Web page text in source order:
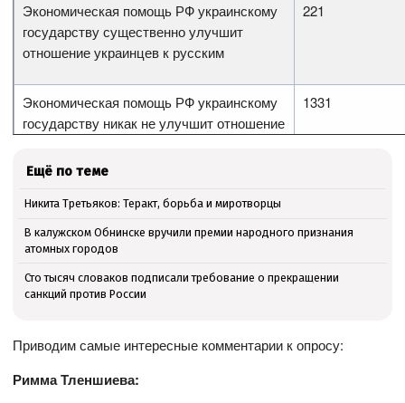
Экономическая помощь РФ украинскому
государству существенно улучшит
отношение украинцев к русским
221
Экономическая помощь РФ украинскому
государству никак не улучшит отношение
1331
Свой вариант ответа 149
Ещё по теме
Никита Третьяков: Теракт, борьба и миротворцы
В калужском Обнинске вручили премии народного признания
атомных городов
Сто тысяч словаков подписали требование о прекращении
санкций против России
Приводим самые интересные комментарии к опросу:
Римма Тленшиева: